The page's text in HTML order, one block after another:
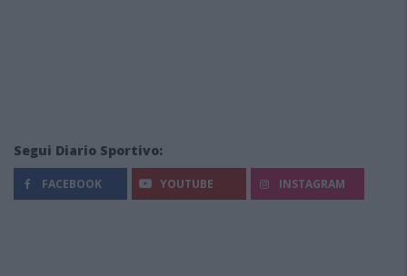
Segui Diario Sportivo:
FACEBOOK YOUTUBE INSTAGRAM